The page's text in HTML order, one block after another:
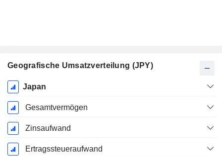
Geografische Umsatzverteilung (JPY)
Ende d.
Geschäftsjahres:
September
Japan
Gesamtvermögen
Zinsaufwand
Ertragssteueraufwand